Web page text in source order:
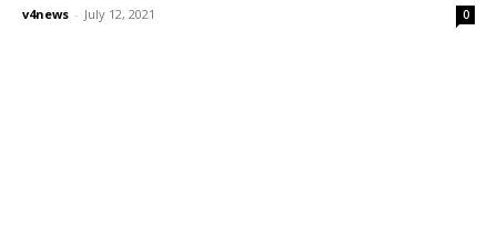
v4news - July 12, 2021 0